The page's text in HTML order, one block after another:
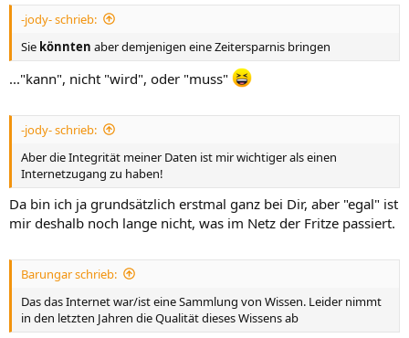
-jody- schrieb:
Sie könnten aber demjenigen eine Zeitersparnis bringen
..."kann", nicht "wird", oder "muss"
-jody- schrieb:
Aber die Integrität meiner Daten ist mir wichtiger als einen
Internetzugang zu haben!
Da bin ich ja grundsätzlich erstmal ganz bei Dir, aber "egal" ist
mir deshalb noch lange nicht, was im Netz der Fritze passiert.
Barungar schrieb:
Das das Internet war/ist eine Sammlung von Wissen. Leider nimmt
in den letzten Jahren die Qualität dieses Wissens ab